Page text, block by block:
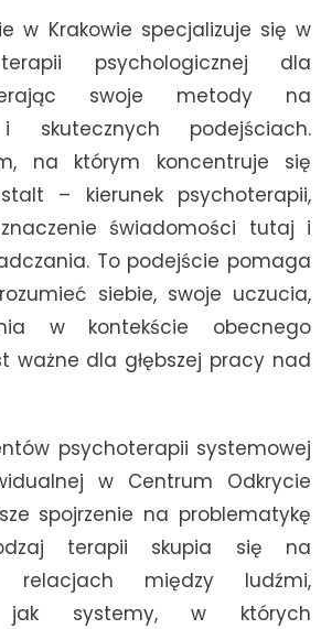
w Krakowie specjalizuje się w
psychologicznej dla
swoje metody na
skutecznych podejściach.
na którym koncentruje się
– kierunek psychoterapii,
świadomości tutaj i
To podejście pomaga
siebie, swoje uczucia,
w kontekście obecnego
ważne dla głębszej pracy nad
psychoterapii systemowej
w Centrum Odkrycie
spojrzenie na problematykę
terapii skupia się na
między ludźmi,
jak systemy, w których